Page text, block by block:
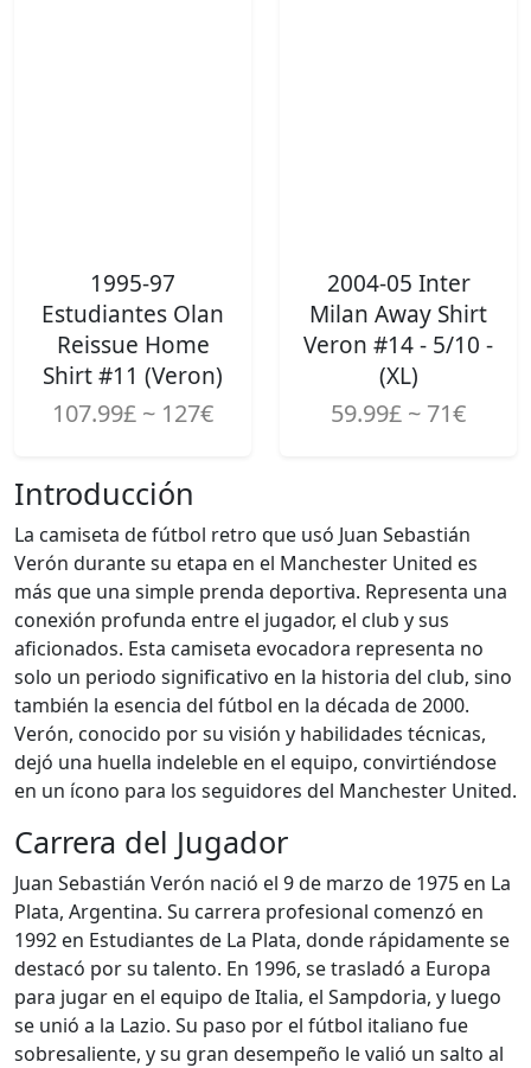
1995-97
Estudiantes Olan
Reissue Home
Shirt #11 (Veron)
107.99£ ~ 127€
2004-05 Inter
Milan Away Shirt
Veron #14 - 5/10 -
(XL)
59.99£ ~ 71€
Introducción
La camiseta de fútbol retro que usó Juan Sebastián
Verón durante su etapa en el Manchester United es
más que una simple prenda deportiva. Representa una
conexión profunda entre el jugador, el club y sus
aficionados. Esta camiseta evocadora representa no
solo un periodo significativo en la historia del club, sino
también la esencia del fútbol en la década de 2000.
Verón, conocido por su visión y habilidades técnicas,
dejó una huella indeleble en el equipo, convirtiéndose
en un ícono para los seguidores del Manchester United.
Carrera del Jugador
Juan Sebastián Verón nació el 9 de marzo de 1975 en La
Plata, Argentina. Su carrera profesional comenzó en
1992 en Estudiantes de La Plata, donde rápidamente se
destacó por su talento. En 1996, se trasladó a Europa
para jugar en el equipo de Italia, el Sampdoria, y luego
se unió a la Lazio. Su paso por el fútbol italiano fue
sobresaliente, y su gran desempeño le valió un salto al